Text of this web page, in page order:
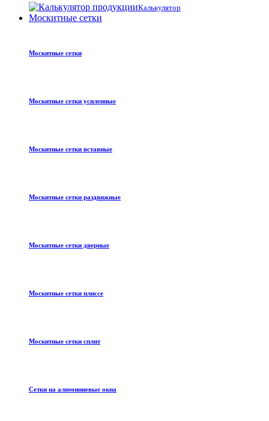
Калькулятор
Москитные сетки
Москитные сетки
Москитные сетки усиленные
Москитные сетки вставные
Москитные сетки раздвижные
Москитные сетки дверные
Москитные сетки плиссе
Москитные сетки сплит
Сетки на алюминиевые окна